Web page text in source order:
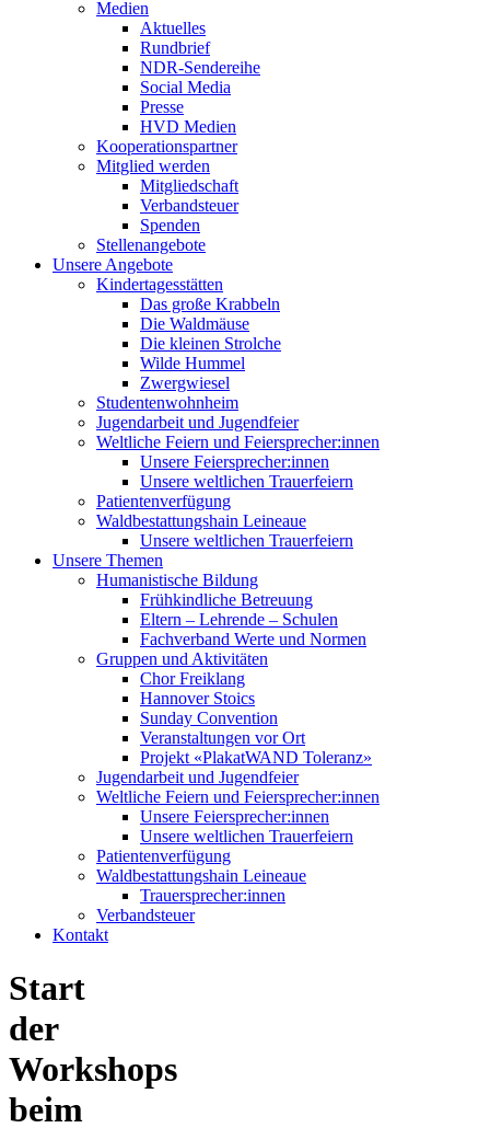
Medien
Aktuelles
Rundbrief
NDR-Sendereihe
Social Media
Presse
HVD Medien
Kooperationspartner
Mitglied werden
Mitgliedschaft
Verbandsteuer
Spenden
Stellenangebote
Unsere Angebote
Kindertagesstätten
Das große Krabbeln
Die Waldmäuse
Die kleinen Strolche
Wilde Hummel
Zwergwiesel
Studentenwohnheim
Jugendarbeit und Jugendfeier
Weltliche Feiern und Feiersprecher:innen
Unsere Feiersprecher:innen
Unsere weltlichen Trauerfeiern
Patientenverfügung
Waldbestattungshain Leineaue
Unsere weltlichen Trauerfeiern
Unsere Themen
Humanistische Bildung
Frühkindliche Betreuung
Eltern – Lehrende – Schulen
Fachverband Werte und Normen
Gruppen und Aktivitäten
Chor Freiklang
Hannover Stoics
Sunday Convention
Veranstaltungen vor Ort
Projekt «PlakatWAND Toleranz»
Jugendarbeit und Jugendfeier
Weltliche Feiern und Feiersprecher:innen
Unsere Feiersprecher:innen
Unsere weltlichen Trauerfeiern
Patientenverfügung
Waldbestattungshain Leineaue
Trauersprecher:innen
Verbandsteuer
Kontakt
Start
der
Workshops
beim